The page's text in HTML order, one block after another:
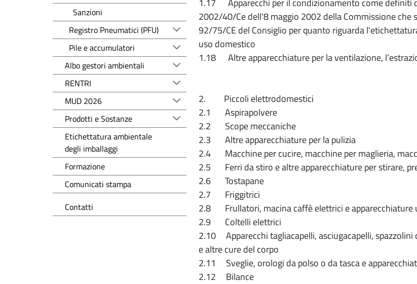
2002/40/Ce dell'8 maggio 2002 della Commissione
92/75/CE del Consiglio per quanto riguarda
uso domestico
1.18 Altre apparecchiature per la ventilazione,
2. Piccoli elettrodomestici
2.1 Aspirapolvere
2.2 Scope meccaniche
2.3 Altre apparecchiature per la pulizia
2.4 Macchine per cucire, macchine per maglieria,
2.5 Ferri da stiro e altre apparecchiature per stirare,
2.6 Tostapane
2.7 Friggitrici
2.8 Frullatori, macina caffè elettrici e apparecchiature
2.9 Coltelli elettrici
2.10 Apparecchi tagliacapelli, asciugacapelli,
e altre cure del corpo
2.11 Sveglie, orologi da polso o da tasca e
2.12 Bilance
Sanzioni
Registro Pneumatici (PFU)
Pile e accumulatori
Albo gestori ambientali
RENTRI
MUD 2026
Prodotti e Sostanze
Etichettatura ambientale
degli imballaggi
Formazione
Comunicati stampa
Contatti